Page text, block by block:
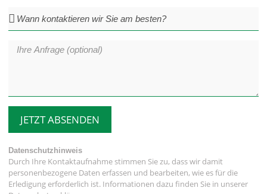
JETZT ABSENDEN
Datenschutzhinweis
Durch Ihre Kontaktaufnahme stimmen Sie zu, dass wir damit
personenbezogene Daten erfassen und bearbeiten, wie es für die
Erledigung erforderlich ist. Informationen dazu finden Sie in unserer